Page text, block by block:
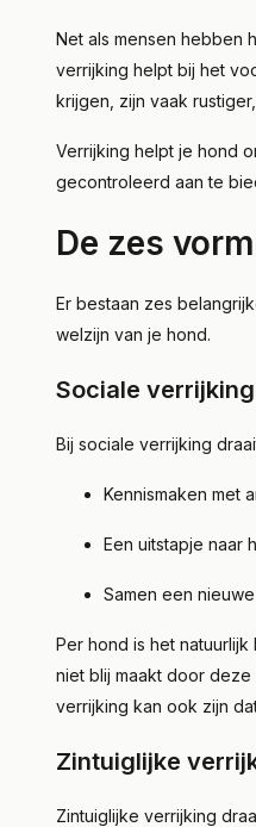
Net als mensen hebben
verrijking helpt bij het
krijgen, zijn vaak
Verrijking helpt je hond
gecontroleerd aan te
De zes
Er bestaan zes
welzijn van je hond.
Sociale verrijking
Bij sociale verrijking
Kennismaken met
Een uitstapje naar
Samen een
Per hond is het
niet blij maakt door deze
verrijking kan ook zijn
Zintuiglijke
Zintuiglijke verrijking